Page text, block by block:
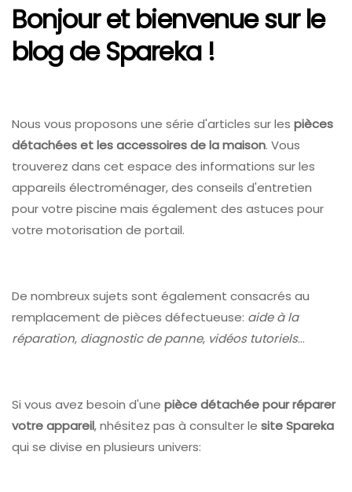
Bonjour et bienvenue sur le
blog de Spareka !
Nous vous proposons une série d'articles sur les pièces
détachées et les accessoires de la maison. Vous
trouverez dans cet espace des informations sur les
appareils électroménager, des conseils d'entretien
pour votre piscine mais également des astuces pour
votre motorisation de portail.
De nombreux sujets sont également consacrés au
remplacement de pièces défectueuse: aide à la
réparation, diagnostic de panne, vidéos tutoriels...
Si vous avez besoin d'une pièce détachée pour réparer
votre appareil, nhésitez pas à consulter le site Spareka
qui se divise en plusieurs univers: